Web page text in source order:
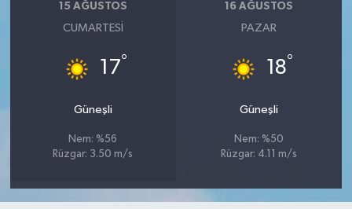
15 AĞUSTOS
CUMARTESI
17°
Güneşli
Nem: %56
Rüzgar: 3.50 m/s
16 AĞUSTOS
PAZAR
18°
Güneşli
Nem: %50
Rüzgar: 4.11 m/s